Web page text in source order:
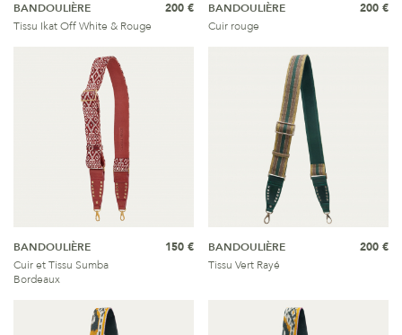
BANDOULIÈRE
Tissu Ikat Off White & Rouge
200 €
BANDOULIÈRE
Cuir rouge
200 €
BANDOULIÈRE
Cuir et Tissu Sumba
Bordeaux
150 €
BANDOULIÈRE
Tissu Vert Rayé
200 €